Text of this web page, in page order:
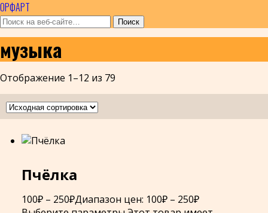
ОРФАРТ
музыка
Отображение 1–12 из 79
Пчёлка
100₽ – 250₽Диапазон цен: 100₽ – 250₽